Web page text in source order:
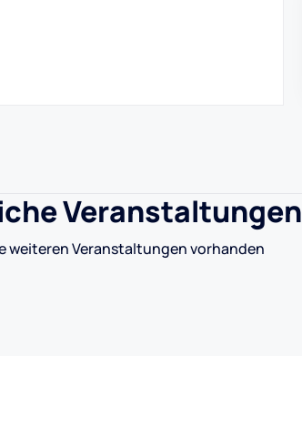
Veranstaltungen
weiteren Veranstaltungen vorhanden